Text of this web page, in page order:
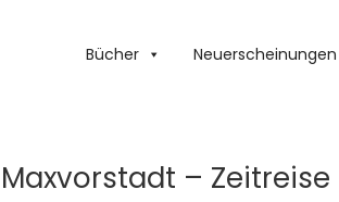
Bücher Neuerscheinungen
Maxvorstadt –